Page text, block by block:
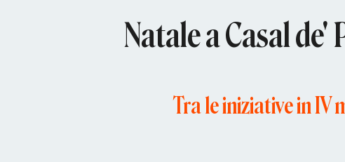
Natale a Casal
Tra le iniziative in IV